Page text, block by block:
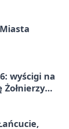
wyścigi na